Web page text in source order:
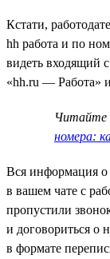
Кстати,
hh работа и по
видеть входящий
«hh.ru — Работа»
Читайте
номера:
Вся информация о
в вашем чате с
пропустили
и договориться о
в формате